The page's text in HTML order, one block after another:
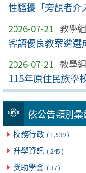
性騷擾「旁觀者介
2026-07-21 教學組
客語優良教案遴選
2026-07-21 教學組
115年原住民族學
依公告類別彙
校務行政 ( 1,539 )
升學資訊 ( 245 )
獎助學金 ( 37 )